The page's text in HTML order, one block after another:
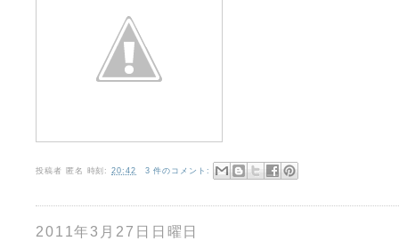
投稿者 匿名 時刻:20:42 3 件のコメント:
2011年3月27日日曜日